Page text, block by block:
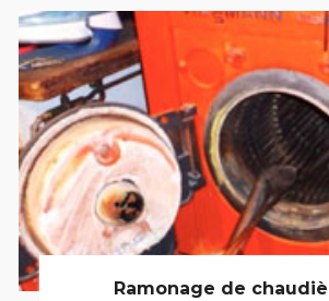
Ramonage de